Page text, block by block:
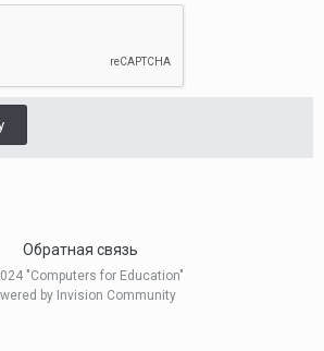
Обратная связь
"Computers for Education"
by Invision Community